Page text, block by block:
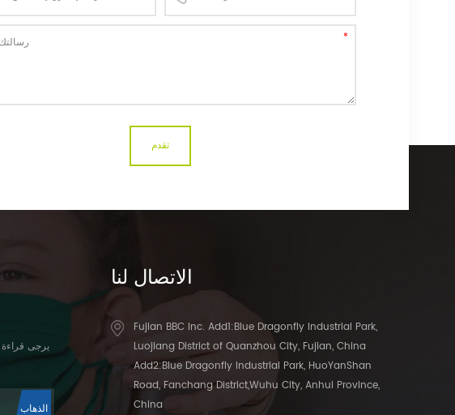
يرجى
الاتصال لنا
Fujian BBC Inc. Add1:Blue Dragonfly Industrial Park,
Luojiang District of Quanzhou City, Fujian, China
Add2:Blue Dragonfly Industrial Park, HuoYanShan
Road, Fanchang District,Wuhu City, Anhui Province,
China